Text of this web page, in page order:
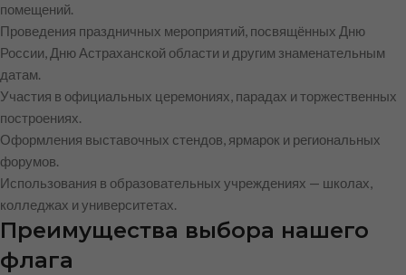
помещений.
Проведения праздничных мероприятий, посвящённых Дню
России, Дню Астраханской области и другим знаменательным
датам.
Участия в официальных церемониях, парадах и торжественных
построениях.
Оформления выставочных стендов, ярмарок и региональных
форумов.
Использования в образовательных учреждениях — школах,
колледжах и университетах.
Преимущества выбора нашего
флага